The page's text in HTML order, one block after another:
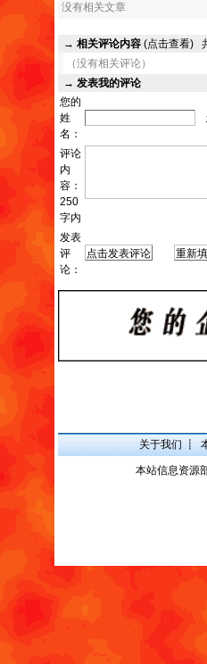
没有相关文章
→ 相关评论内容 (点击查看)
（没有相关评论）
→ 发表我的评论
您的
姓
名：
评论
内
容：
250
字内
发表
评
论：
关于我们 ┋
本站信息资源